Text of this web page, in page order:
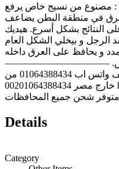
: مصنوع من نسيج خاص يرفع
في منطقة البطن يضاعف
النتائج بشكل أسرع. هيديك
الرجل و بيخلي الشكل العام
و يحافظ على العرق داخله
———————————
للاتصال بنا 01064388434 رقم الهاتف واتس اب 01064388434 من
خارج مصر 00201064388434 http://wa.me/01064388434 اتصل
متوفر شحن جميع المحافظات
Details
Category